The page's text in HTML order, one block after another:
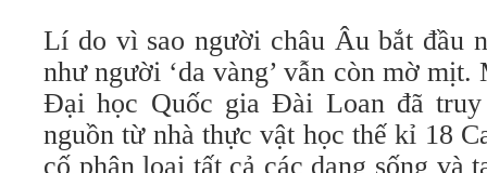
Lí do vì sao người châu Âu bắt đầu
như người ‘da vàng’ vẫn còn mờ
Đại học Quốc gia Đài Loan đã
nguồn từ nhà thực vật học thế kỉ 18
cố phân loại tất cả các dạng sống và